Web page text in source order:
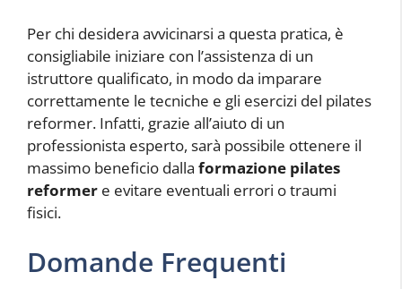
Per chi desidera avvicinarsi a questa pratica, è
consigliabile iniziare con l’assistenza di un
istruttore qualificato, in modo da imparare
correttamente le tecniche e gli esercizi del pilates
reformer. Infatti, grazie all’aiuto di un
professionista esperto, sarà possibile ottenere il
massimo beneficio dalla formazione pilates
reformer e evitare eventuali errori o traumi
fisici.
Domande Frequenti